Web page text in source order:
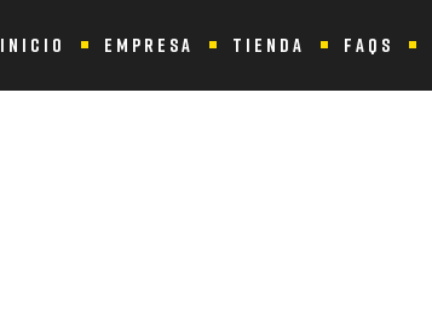
INICIO EMPRESA TIENDA FAQS